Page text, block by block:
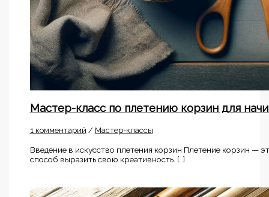
Мастер-класс по плетению корзин для
1 комментарий / Мастер-классы
Введение в искусство плетения корзин Плетение корзин —
способ выразить свою креативность. […]